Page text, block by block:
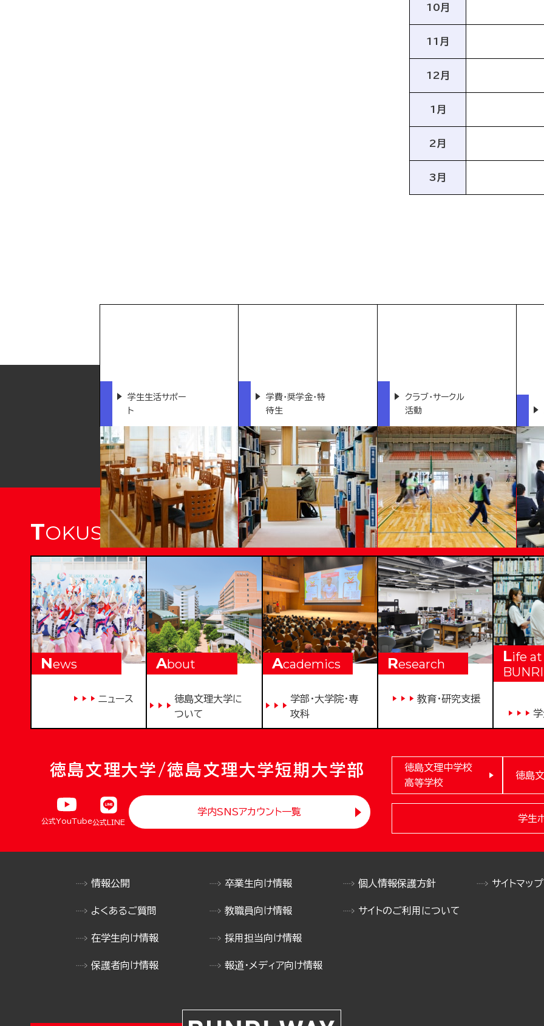
10月
11月
12月
1月
2月
3月
学生生活サポー
ト
学費・奨学金・特
待生
クラブ・サークル
活動
TOKUSHIMA BUNRI UNIVERSITY
News
ニュース
About
徳島文理大学に
ついて
Academics
学部・大学院・専
攻科
Research
教育・研究支援
Life at
BUNRI
学
徳島文理大学/徳島文理大学短期大学部
公式YouTube公式LINE
学内SNSアカウント一覧
徳島文理中学校
高等学校
徳島
学生
情報公開
よくあるご質問
在学生向け情報
保護者向け情報
卒業生向け情報
教職員向け情報
採用担当向け情報
報道・メディア向け情報
個人情報保護方針
サイトのご利用について
サイトマップ